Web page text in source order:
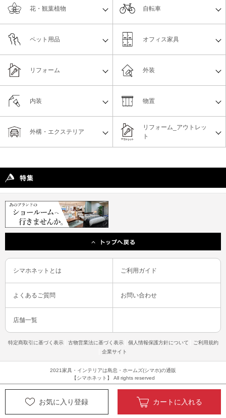
お気に入り登録 カートに入れる
花・観葉植物 自転車
ペット用品 オフィス家具
リフォーム
リフォーム_アウトレッ
ト
物置
外構・エクステリア
外装
内装
シマホネットとは ご利用ガイド
よくあるご質問 お問い合わせ
店舗一覧
特定商取引に基づく表示 古物営業法に基づく表示 個人情報保護方針について
ご利用規約
企業サイト
2021家具・インテリアは島忠・ホームズ(シマホ)の通販
【シマホネット】 All rights reserved